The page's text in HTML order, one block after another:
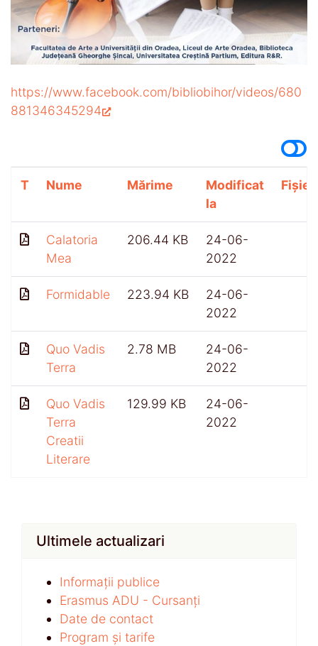
https://www.facebook.com/bibliobihor/videos/680
881346345294
T Nume Mărime
Modificat
la
Calatoria
Mea
206.44 KB
24-06-
2022
Formidable 223.94 KB
24-06-
2022
Quo Vadis
Terra
2.78 MB
24-06-
2022
Quo Vadis
Terra
Creatii
Literare
129.99 KB
24-06-
2022
Ultimele actualizari
Informații publice
Erasmus ADU - Cursanți
Date de contact
Program și tarife